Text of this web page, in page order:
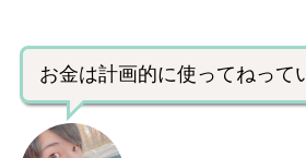
お金は計画的に使ってねって